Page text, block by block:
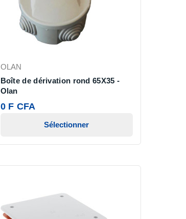
OLAN
Boîte de dérivation rond 65X35 -
Olan
0 F CFA
Sélectionner